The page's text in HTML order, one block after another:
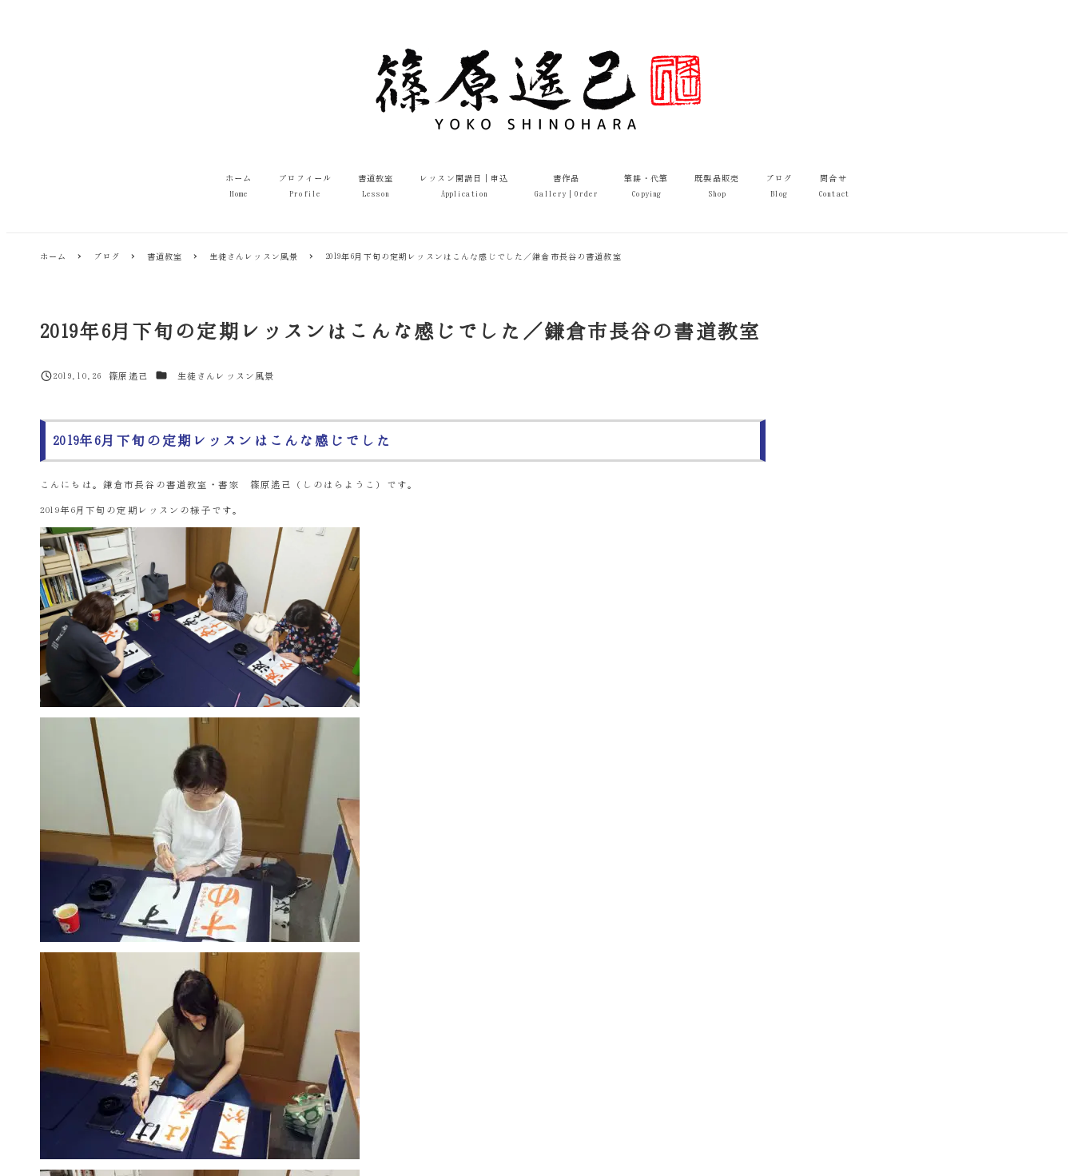
ホーム
Home
プロフィール
Profile
書道教室
Lesson
レッスン開講日｜申込
Application
書作品
Gallery｜Order
筆耕・代筆
Copying
既製品販売
Shop
ブログ
Blog
問合せ
Contact
ホーム ブログ 書道教室 生徒さんレッスン風景 2019年6月下旬の定期レッスンはこんな感じでした／鎌倉市長谷の書道教室
2019年6月下旬の定期レッスンはこんな感じでした／鎌倉市長谷の書道教室
投稿日
2019.10.26
著
篠原遙己 カテゴリー生徒さんレッスン風景
2019年6月下旬の定期レッスンはこんな感じでした
こんにちは。鎌倉市長谷の書道教室・書家 篠原遙己（しのはらようこ）です。
2019年6月下旬の定期レッスンの様子です。